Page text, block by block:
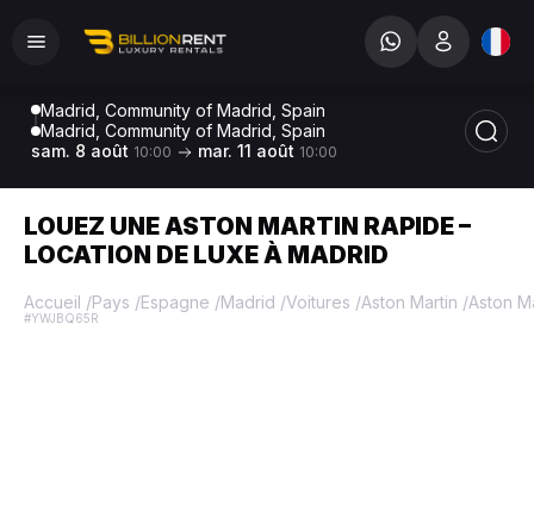
Madrid, Community of Madrid, Spain
Madrid, Community of Madrid, Spain
sam. 8 août 10:00 mar. 11 août 10:00
LOUEZ UNE ASTON MARTIN RAPIDE –
LOCATION DE LUXE À MADRID
Accueil /Pays /Espagne /Madrid /Voitures /Aston Martin /Aston
#YWJBQ65R